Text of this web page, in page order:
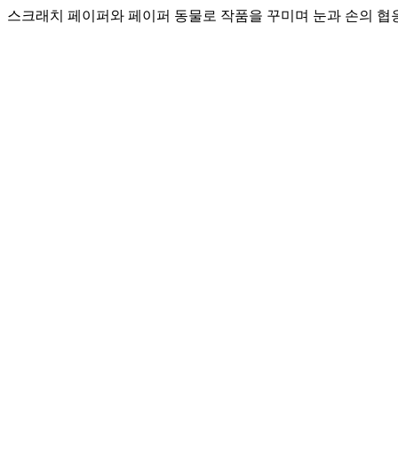
스크래치 페이퍼와 페이퍼 동물로 작품을 꾸미며 눈과 손의